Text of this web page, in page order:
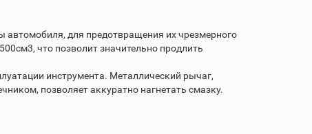
автомобиля, для предотвращения их чрезмерного
что позволит значительно продлить
инструмента. Металлический рычаг,
позволяет аккуратно нагнетать смазку.